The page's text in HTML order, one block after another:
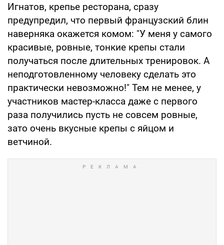
Игнатов, крепье ресторана, сразу
предупредил, что первый французский блин
наверняка окажется комом: "У меня у самого
красивые, ровные, тонкие крепы стали
получаться после длительных тренировок. А
неподготовленному человеку сделать это
практически невозможно!" Тем не менее, у
участников мастер-класса даже с первого
раза получились пусть не совсем ровные,
зато очень вкусные крепы с яйцом и
ветчиной.